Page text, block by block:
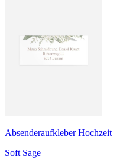
Absenderaufkleber Hochzeit
Soft Sage